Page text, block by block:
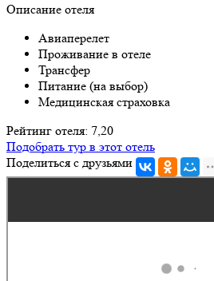
Описание отеля
Авиаперелет
Проживание в отеле
Трансфер
Питание (на выбор)
Медицинская страховка
Рейтинг отеля: 7,20
Подобрать тур в этот отель
Поделиться с друзьями